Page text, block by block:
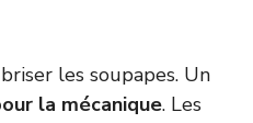
les soupapes. Un
la mécanique. Les